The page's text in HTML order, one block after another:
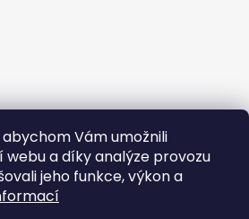
Vám umožnili
a díky analýze provozu
jeho funkce, výkon a